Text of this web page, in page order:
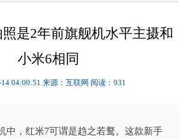
是2年前旗舰机水平主摄和
小米6相同
04:00:51 来源：互联网 阅读：931
中，红米7可谓是趋之若鹜。这款新手